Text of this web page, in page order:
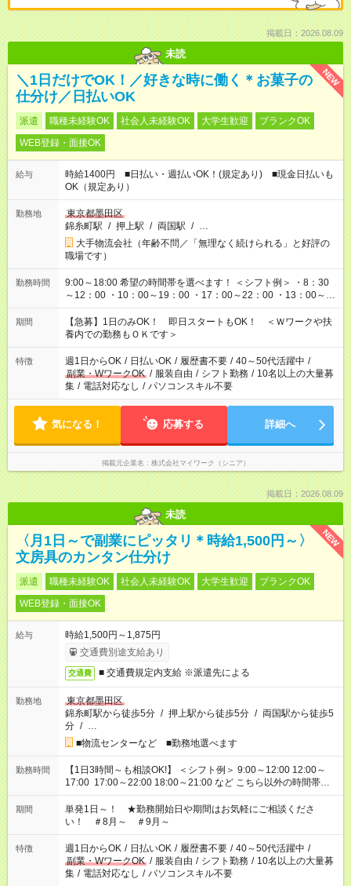
掲載日：2026.08.09
未読
NEW
＼1日だけでOK！／好きな時に働く＊お菓子の
仕分け／日払いOK
派遣 職種未経験OK 社会人未経験OK 大学生歓迎
ブランクOK
WEB登録・面接OK
給与
時給1400円 ■日払い・週払いOK！(規定あり) ■現金日払いも
OK（規定あり）
勤務地
東京都墨田区
錦糸町駅 / 押上駅 / 両国駅 / …
大手物流会社（年齢不問／「無理なく続けられる」と好評の
職場です）
勤務時間
9:00～18:00 希望の時間帯を選べます！ ＜シフト例＞ ・8：30
～12：00 ・10：00～19：00 ・17：00～22：00 ・13：00～
22：00 ・22：00～翌6：00 など
期間
【急募】1日のみOK！ 即日スタートもOK！ ＜Ｗワークや扶
養内での勤務もＯＫです＞
特徴 週1日からOK / 日払いOK / 履歴書不要 / 40～50代活躍中 /
副業・WワークOK / 服装自由 / シフト勤務 / 10名以上の大量募
集 / 電話対応なし / パソコンスキル不要
気になる！ 応募する 詳細へ
掲載元企業名 株式会社マイワーク（シニア）
掲載日：2026.08.09
未読
NEW
〈月1日～で副業にピッタリ＊時給1,500円～〉
文房具のカンタン仕分け
派遣 職種未経験OK 社会人未経験OK 大学生歓迎
ブランクOK
WEB登録・面接OK
給与
時給1,500円～1,875円
交通費別途支給あり
交通費 ■ 交通費規定内支給 ※派遣先による
勤務地
東京都墨田区
錦糸町駅から徒歩5分 / 押上駅から徒歩5分 / 両国駅から徒歩5
分 / …
■物流センターなど ■勤務地選べます
勤務時間
【1日3時間～も相談OK!】 ＜シフト例＞ 9:00～12:00 12:00～
17:00 17:00～22:00 18:00～21:00 など こちら以外の時間帯も
お気軽にご相談ください！
期間
単発1日～！ ★勤務開始日や期間はお気軽にご相談くださ
い！ ＃8月～ ＃9月～
特徴 週1日からOK / 日払いOK / 履歴書不要 / 40～50代活躍中 /
副業・WワークOK / 服装自由 / シフト勤務 / 10名以上の大量募
集 / 電話対応なし / パソコンスキル不要